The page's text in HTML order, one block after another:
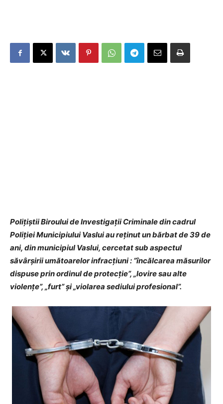
Polițiștii Biroului de Investigații Criminale din cadrul
Poliției Municipiului Vaslui au reținut un bărbat de 39 de
ani, din municipiul Vaslui, cercetat sub aspectul
săvârşirii umătoarelor infracțiuni: “încălcarea măsurilor
dispuse prin ordinul de protecție”, „lovire sau alte
violențe”, „furt” și „violarea sediului profesional”.